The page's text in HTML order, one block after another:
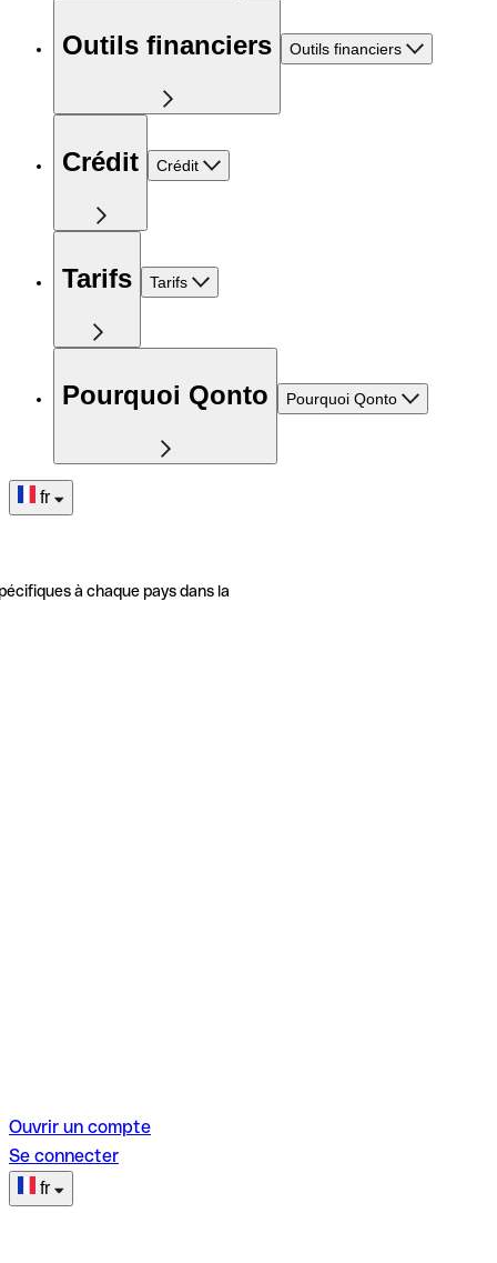
Outils financiers Outils financiers
Crédit Crédit
Tarifs Tarifs
Pourquoi Qonto Pourquoi Qonto
fr
à chaque pays dans la
Ouvrir un compte
Se connecter
fr